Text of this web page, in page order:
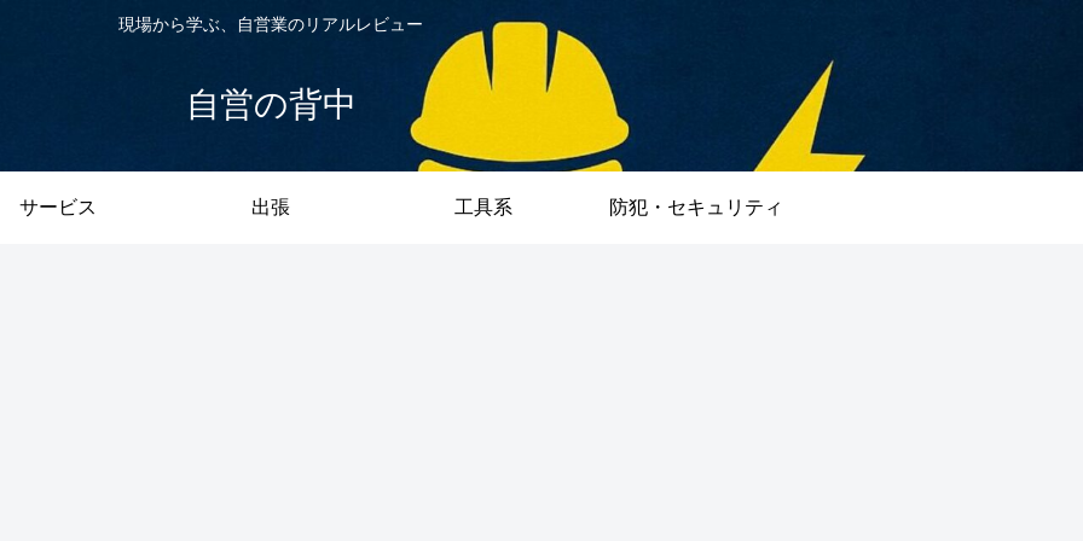
現場から学ぶ、自営業のリアルレビュー
自営の背中
サービス 出張 工具系 防犯・セキュリティ